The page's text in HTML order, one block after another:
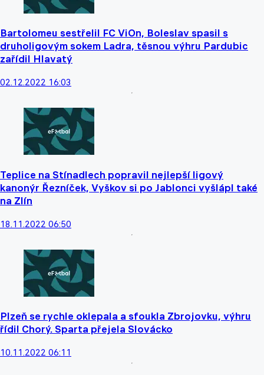
Bartolomeu sestřelil FC ViOn, Boleslav spasil s
druholigovým sokem Ladra, těsnou výhru Pardubic
zařídil Hlavatý
02.12.2022 16:03
Teplice na Stínadlech popravil nejlepší ligový
kanonýr Řezníček, Vyškov si po Jablonci vyšlápl také
na Zlín
18.11.2022 06:50
Plzeň se rychle oklepala a sfoukla Zbrojovku, výhru
řídil Chorý. Sparta přejela Slovácko
10.11.2022 06:11